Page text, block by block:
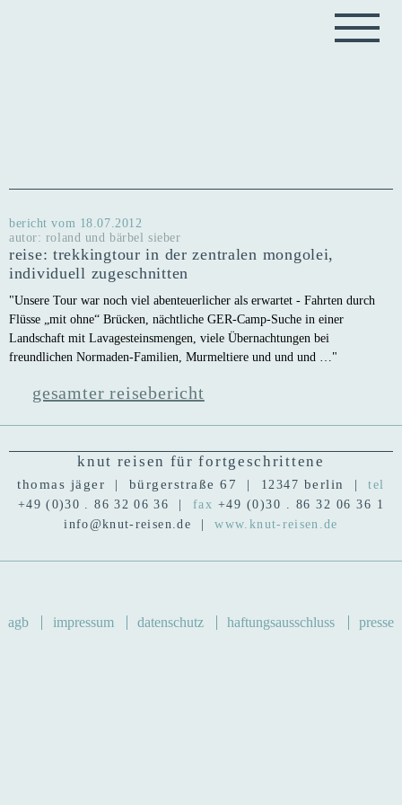
bericht vom 18.07.2012
autor: roland und bärbel sieber
reise: trekkingtour in der zentralen mongolei,
individuell zugeschnitten
"Unsere Tour war noch viel abenteuerlicher als erwartet - Fahrten durch
Flüsse „mit ohne“ Brücken, nächtliche GER-Camp-Suche in einer
Landschaft mit Lavagesteinsmengen, viele Übernachtungen bei
freundlichen Normaden-Familien, Murmeltiere und und und …"
gesamter reisebericht
knut reisen für fortgeschrittene
thomas jäger | bürgerstraße 67 | 12347 berlin |tel
+49 (0)30 . 86 32 06 36
| fax +49 (0)30 . 86 32 06 36 1
info@knut-reisen.de |www.knut-reisen.de
Navigation
überspringen
agb impressum datenschutz haftungsausschluss presse